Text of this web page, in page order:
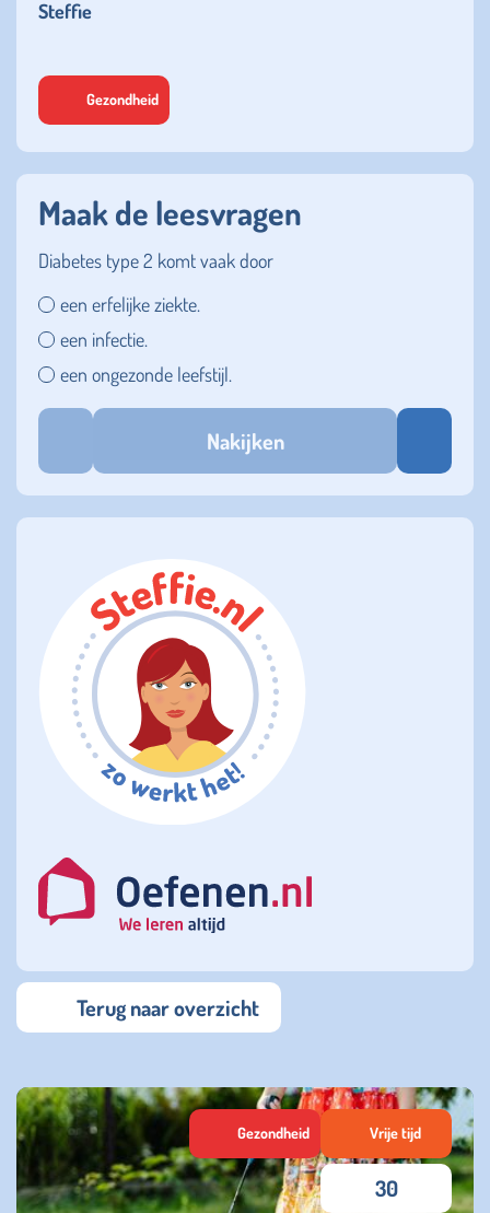
Steffie
Gezondheid
Maak de leesvragen
Diabetes type 2 komt vaak door
een erfelijke ziekte.
een infectie.
een ongezonde leefstijl.
Nakijken
Terug naar overzicht
Gezondheid Vrije tijd
30